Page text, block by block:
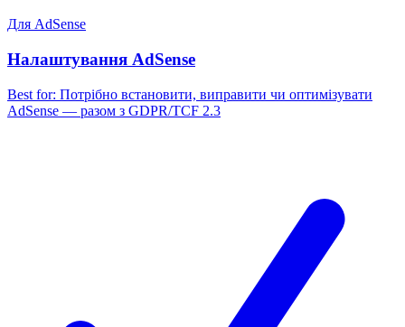
Для AdSense
Налаштування AdSense
Best for: Потрібно встановити, виправити чи оптимізувати
AdSense — разом з GDPR/TCF 2.3